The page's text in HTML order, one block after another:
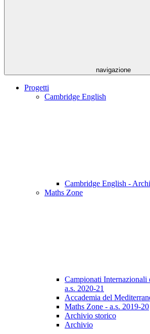
navigazione
Progetti
Cambridge English
Cambridge English -
Maths Zone
Campionati
a.s. 2020-21
Accademia del
Maths Zone - a.s. 2019-20
Archivio storico
Archivio